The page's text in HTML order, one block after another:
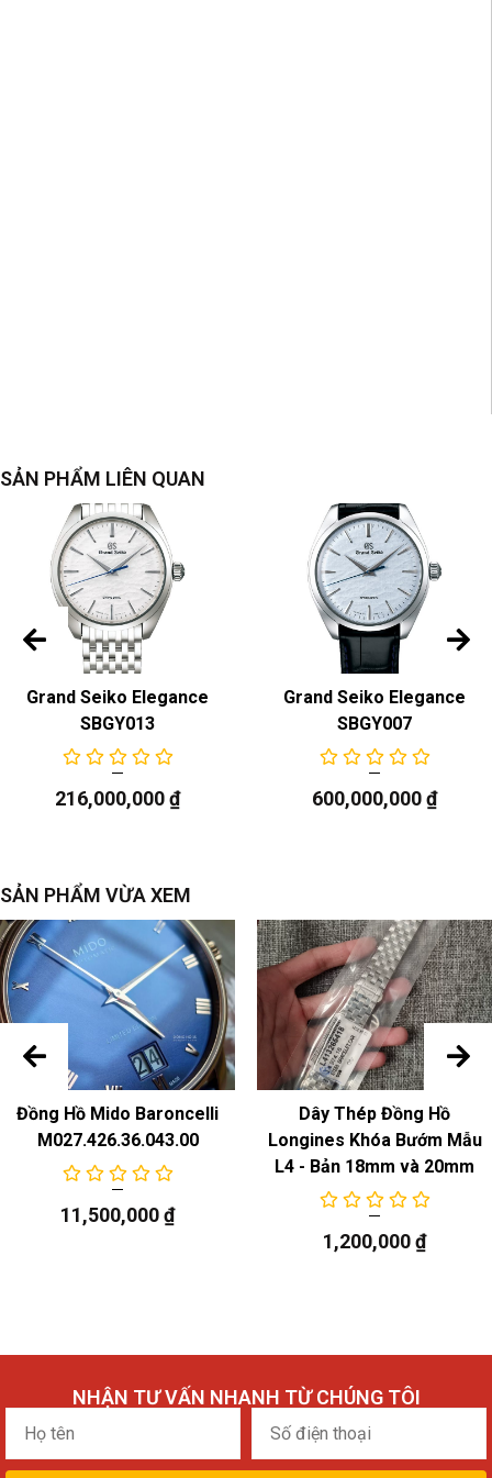
SẢN PHẨM LIÊN QUAN
Grand Seiko Elegance
SBGY013
216,000,000₫
Grand Seiko Elegance
SBGY007
600,000,000₫
SẢN PHẨM VỪA XEM
Đồng Hồ Mido Baroncelli
M027.426.36.043.00
11,500,000₫
Dây Thép Đồng Hồ
Longines Khóa Bướm Mẫu
L4 - Bản 18mm và 20mm
1,200,000₫
NHẬN TƯ VẤN NHANH TỪ CHÚNG TÔI
Họ
tên
điện